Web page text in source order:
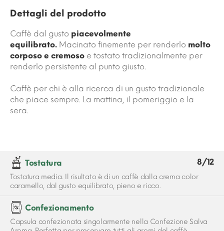
Dettagli del prodotto
Caffè dal gusto piacevolmente
equilibrato. Macinato finemente per renderlo molto
corposo e cremoso e tostato tradizionalmente per
renderlo persistente al punto giusto.
Caffè per chi è alla ricerca di un gusto tradizionale
che piace sempre. La mattina, il pomeriggio e la
sera.
Tostatura 8/12
Tostatura media. Il risultato è di un caffè dalla crema color
caramello, dal gusto equilibrato, pieno e ricco.
Confezionamento
Capsula confezionata singolarmente nella Confezione Salva